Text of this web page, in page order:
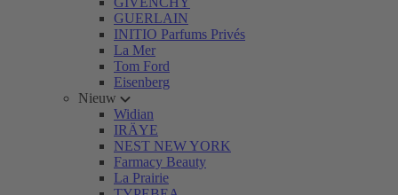
GUERLAIN
INITIO Parfums Privés
La Mer
Tom Ford
Eisenberg
Nieuw
Widian
IRÄYE
NEST NEW YORK
Farmacy Beauty
La Prairie